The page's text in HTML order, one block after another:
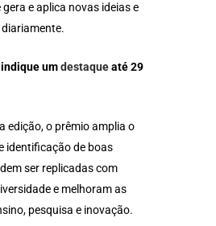
e aplica novas ideias e
umdestaqueaté 29
edição, o prêmio amplia o
identificação de boas
ser replicadas com
e melhoram as
pesquisa e inovação.